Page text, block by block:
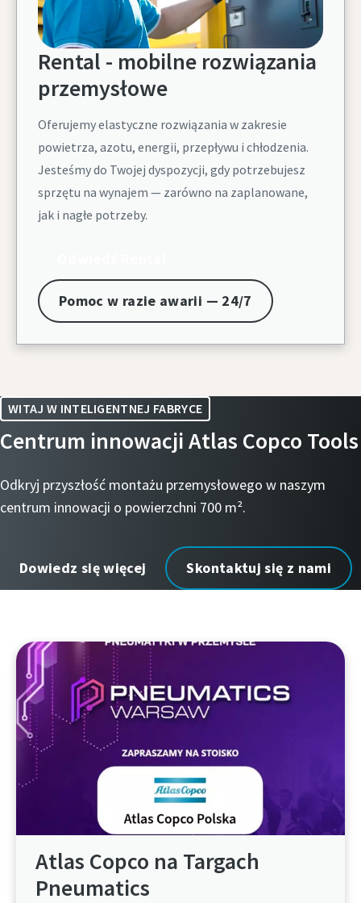
Rental - mobilne rozwiązania
przemysłowe
Oferujemy elastyczne rozwiązania w zakresie
powietrza, azotu, energii, przepływu i chłodzenia.
Jesteśmy do Twojej dyspozycji, gdy potrzebujesz
sprzętu na wynajem — zarówno na zaplanowane,
jak i nagłe potrzeby.
Pomoc w razie awarii — 24/7
WITAJ W INTELIGENTNEJ FABRYCE
Centrum innowacji Atlas Copco Tools
Odkryj przyszłość montażu przemysłowego w naszym
centrum innowacji o powierzchni 700 m².
Dowiedz się więcej Skontaktuj się z nami
Atlas Copco na Targach
Pneumatics